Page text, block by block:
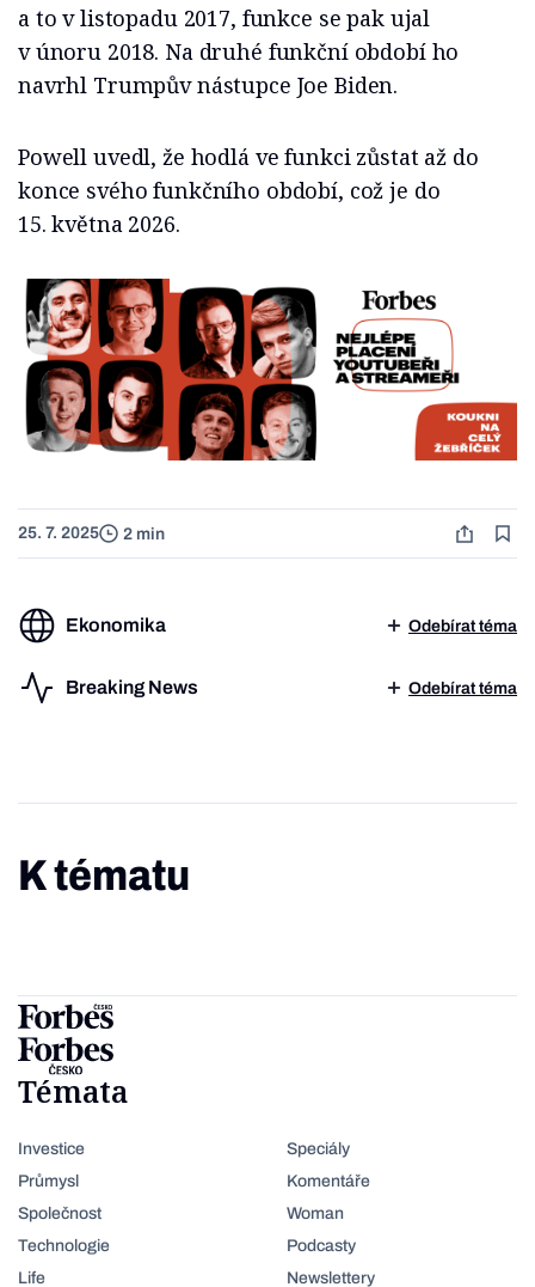
a to v listopadu 2017, funkce se pak ujal
v únoru 2018. Na druhé funkční období ho
navrhl Trumpův nástupce Joe Biden.
Powell uvedl, že hodlá ve funkci zůstat až do
konce svého funkčního období, což je do
15. května 2026.
25. 7. 2025 2 min
Ekonomika Odebírat téma
Breaking News Odebírat téma
K tématu
Témata
Investice
Průmysl
Společnost
Technologie
Life
Speciály
Komentáře
Woman
Podcasty
Newslettery